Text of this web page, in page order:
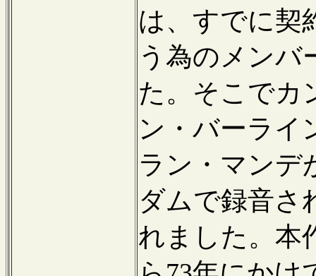
は、すでに契
う為のメンバ
た。そこでカ
ン・バーライ
ラン・マンデ
ダムで録音さ
れました。本